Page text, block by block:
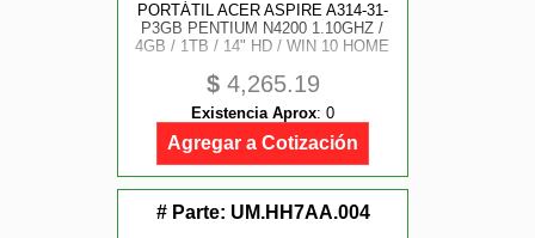
PORTÁTIL ACER ASPIRE A314-31-
P3GB PENTIUM N4200 1.10GHZ /
4GB / 1TB / 14" HD / WIN 10 HOME
$4,265.19
Existencia Aprox: 0
Agregar a Cotización
# Parte: UM.HH7AA.004